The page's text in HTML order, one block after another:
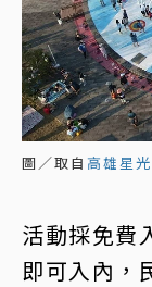
圖／取自 高雄星
活動採免費
即可入內，